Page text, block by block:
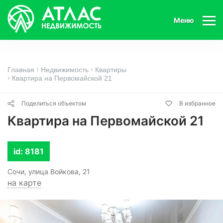
Меню
Главная Недвижимость
Квартиры
Квартира на Первомайской 21
Поделиться объектом В избранное
Квартира на Первомайской 21
id: 8181
Сочи, улица Войкова, 21
на карте